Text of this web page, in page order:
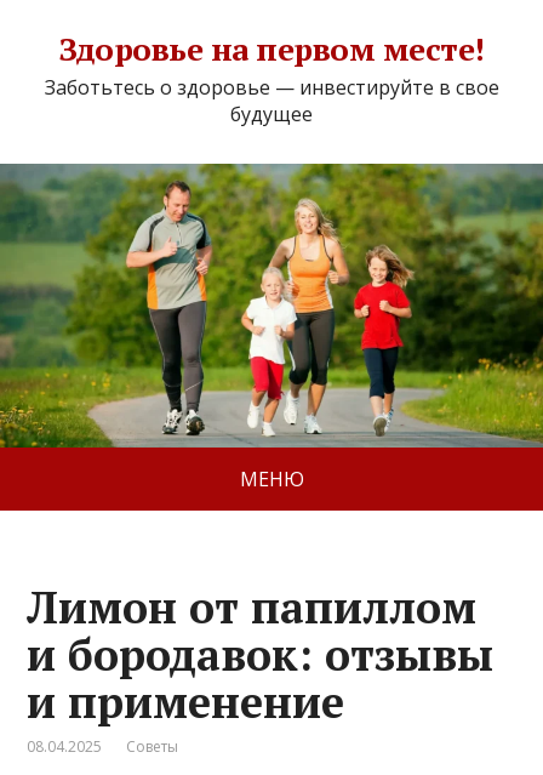
Здоровье на первом месте!
Заботьтесь о здоровье — инвестируйте в свое
будущее
МЕНЮ
Лимон от папиллом
и бородавок: отзывы
и применение
08.04.2025 Советы